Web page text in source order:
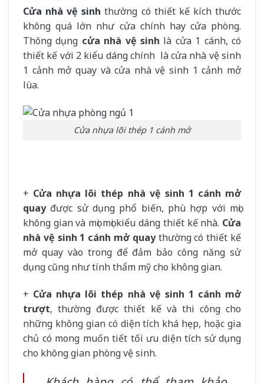
Cửa nhà vệ sinh thường có thiết kế kích thước
không quá lớn như cửa chính hay cửa phòng.
Thông dụng cửa nhà vệ sinh là cửa 1 cánh, có
thiết kế với 2 kiểu dáng chính là cửa nhà vệ sinh
1 cảnh mở quay và cửa nhà vệ sinh 1 cảnh mở
lùa.
Cửa nhựa lõi thép 1 cánh mở
+ Cửa nhựa lõi thép nhà vệ sinh 1 cánh mở
quayđược sử dụng phổ biến, phù hợp với mọi
không gian và mọi mọi kiểu dáng thiết kế nhà. Cửa
nhà vệ sinh 1 cánh mở quaythường có thiết kế
mở quay vào trong để đảm bảo công năng sử
dụng cũng như tính thẩm mỹ cho không gian.
+ Cửa nhựa lõi thép nhà vệ sinh 1 cánh mở
trượt, thường được thiết kế và thi công cho
những không gian có diện tích khá hẹp, hoặc gia
chủ có mong muốn tiết tối ưu diện tích sử dụng
cho không gian phòng vệ sinh.